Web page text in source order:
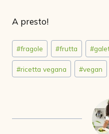
A presto!
Tag
articolo:
#fragole #frutta #
#ricetta vegana #vegan